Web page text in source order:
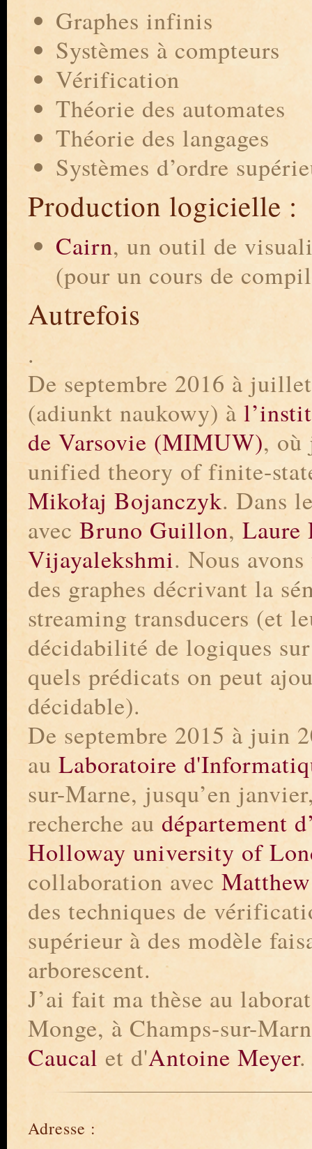
Graphes infinis
Systèmes à compteurs
Vérification
Théorie des automates
Théorie des langages
Systèmes d’ordre
Production logicielle :
Cairn, un outil de
(pour un cours de
Autrefois
.
De septembre 2016 à
(adiunkt naukowy) à
de Varsovie (MIMUW), où
unified theory of finite-
Mikołaj Bojanczyk. Dans
avec Bruno Guillon, Laure
Vijayalekshmi. Nous
des graphes décrivant la
streaming transducers (et
décidabilité de logiques
quels prédicats on peut
décidable).
De septembre 2015 à juin
au Laboratoire
sur-Marne, jusqu’en
recherche au département
Holloway university of
collaboration avec
des techniques de
supérieur à des modèle
arborescent.
J’ai fait ma thèse au
Monge, à Champs-sur-
Caucal et d'Antoine Meyer.
Adresse :